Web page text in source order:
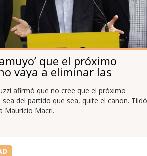
que el próximo
vaya a eliminar las
afirmó que no cree que el próximo
sea del partido que sea, quite el canon. Tildó
Mauricio Macri.